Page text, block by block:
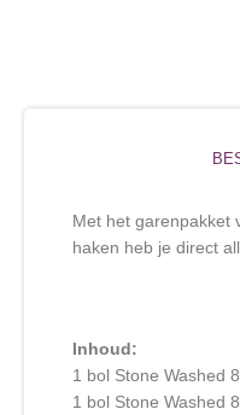
Met het garenpakket
haken heb je direct
Inhoud:
1 bol Stone Washed
1 bol Stone Washed